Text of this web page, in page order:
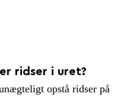
ridser i uret?
opstå ridser på